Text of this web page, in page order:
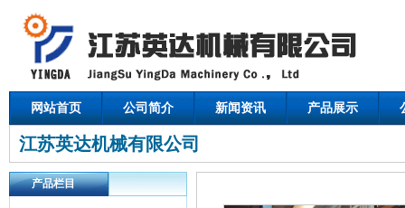
网站首页 公司简介 新闻资讯 产品展示
江苏英达机械有限公司
产品栏目